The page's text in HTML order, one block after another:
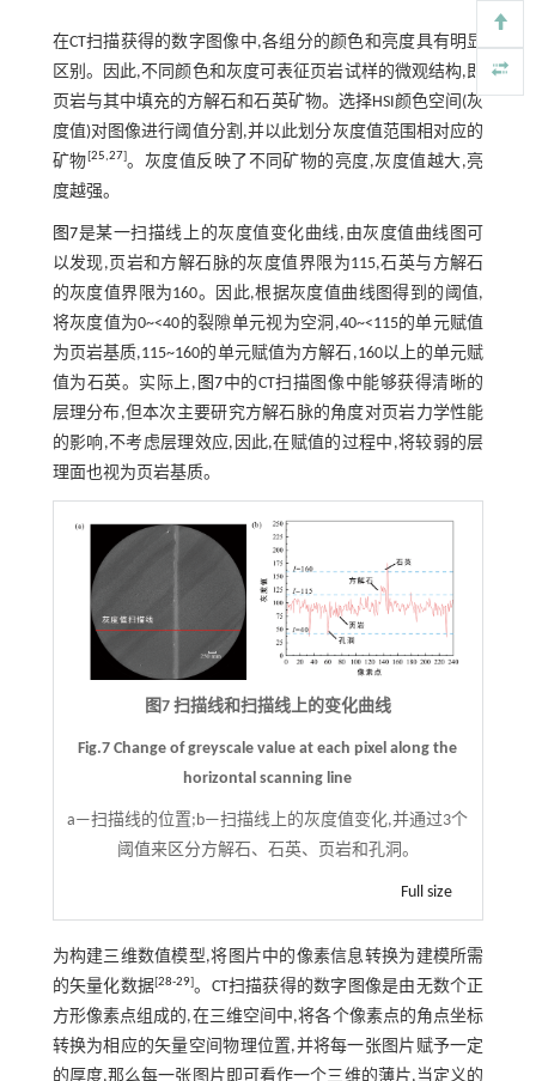
在CT扫描获得的数字图像中,各组分的颜色和亮度具有明显
区别。因此,不同颜色和灰度可表征页岩试样的微观结构,即
页岩与其中填充的方解石和石英矿物。选择HSI颜色空间(灰
度值)对图像进行阈值分割,并以此划分灰度值范围相对应的
矿物 25,27 。灰度值反映了不同矿物的亮度,灰度值越大,亮
度越强。
图7是某一扫描线上的灰度值变化曲线,由灰度值曲线图可
以发现,页岩和方解石脉的灰度值界限为115,石英与方解石
的灰度值界限为160。因此,根据灰度值曲线图得到的阈值,
将灰度值为0~<40的裂隙单元视为空洞,40~<115的单元赋值
为页岩基质,115~160的单元赋值为方解石,160以上的单元赋
值为石英。实际上, 图7中的CT扫描图像中能够获得清晰的
层理分布,但本次主要研究方解石脉的角度对页岩力学性能
的影响,不考虑层理效应,因此,在赋值的过程中,将较弱的层
理面也视为页岩基质。
图7 扫描线和扫描线上的变化曲线
Fig.7 Change of greyscale value at each pixel along the
horizontal scanning line
a—扫描线的位置;b—扫描线上的灰度值变化,并通过3个
阈值来区分方解石、石英、页岩和孔洞。
Full size
为构建三维数值模型,将图片中的像素信息转换为建模所需
的矢量化数据[28-29]。CT扫描获得的数字图像是由无数个正
方形像素点组成的,在三维空间中,将各个像素点的角点坐标
转换为相应的矢量空间物理位置,并将每一张图片赋予一定
的厚度,那么每一张图片即可看作一个三维的薄片,当定义的